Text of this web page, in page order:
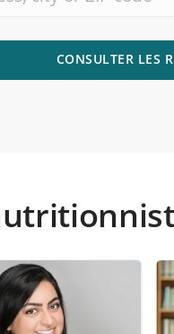
CONSULTER LES